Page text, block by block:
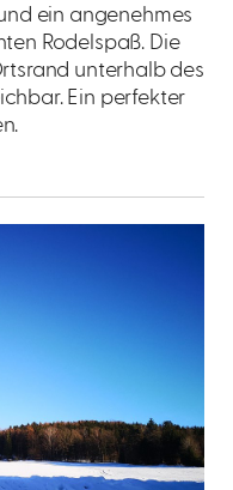
ein angenehmes
Rodelspaß. Die
unterhalb des
Ein perfekter